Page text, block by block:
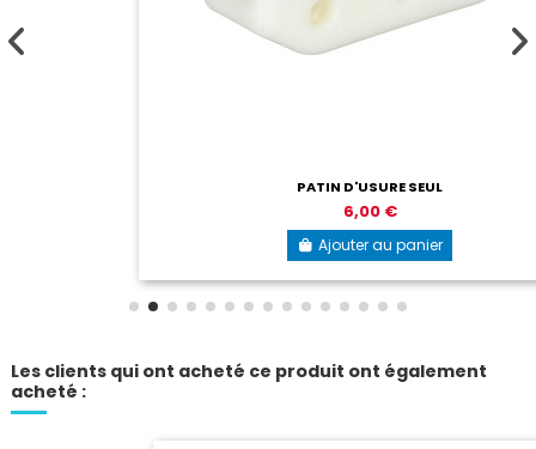
PATIN D'USURE SEUL
Ajouter au panier
Les clients qui ont acheté ce produit ont également
acheté :